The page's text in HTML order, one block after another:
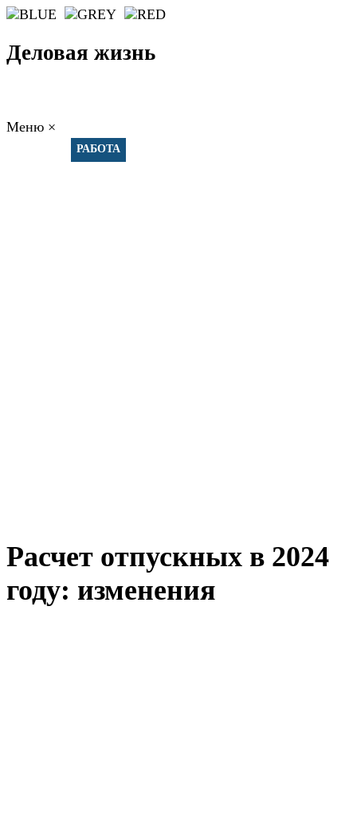
Деловая жизнь
Меню ×
РАБОТА
Расчет отпускных в 2024
году: изменения